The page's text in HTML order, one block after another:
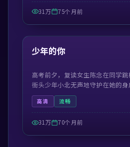
31万 75个月前
热门
少年的你
高考前夕，复读女生陈念在同学跳
街头少年小北无声地守护在她的身
高清 流畅
31万 70个月前